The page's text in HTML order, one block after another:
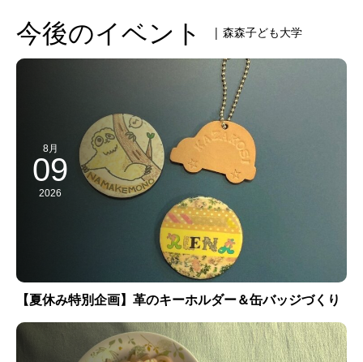
今後のイベント | 森森子ども大学
8月
09
2026
【夏休み特別企画】革のキーホルダー＆缶バッジづくり